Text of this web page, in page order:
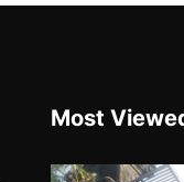
Most